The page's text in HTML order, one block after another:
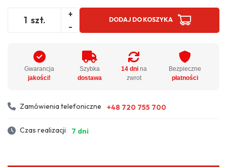
szt.
+
-
DODAJ DO KOSZYKA
Gwarancja
jakości!
Szybka
dostawa
14 dnina
zwrot
Bezpieczne
płatności
Zamówienia telefoniczne +48 720 755 700
Czas realizacji 7 dni